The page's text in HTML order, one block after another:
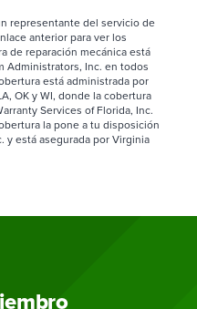
representante del servicio de
anterior para ver los
de reparación mecánica está
Administrators, Inc. en todos
está administrada por
OK y WI, donde la cobertura
Services of Florida, Inc.
la pone a tu disposición
y está asegurada por Virginia